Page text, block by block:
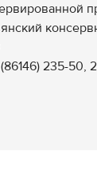
235-50,